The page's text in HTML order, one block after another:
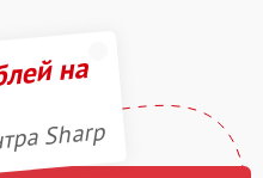
на
Sharp